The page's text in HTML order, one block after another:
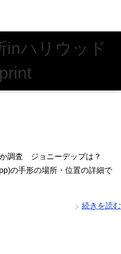
inハリウッド
か調査 ジョニーデップは？
の手形の場所・位置の詳細で
続きを読む